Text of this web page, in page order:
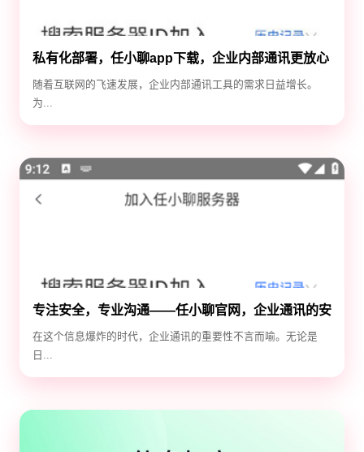
私有化部署，任小聊app下载，企业内部通讯更放心
随着互联网的飞速发展，企业内部通讯工具的需求日益增长。
为...
专注安全，专业沟通——任小聊官网，企业通讯的安
全守护神
在这个信息爆炸的时代，企业通讯的重要性不言而喻。无论是
日...